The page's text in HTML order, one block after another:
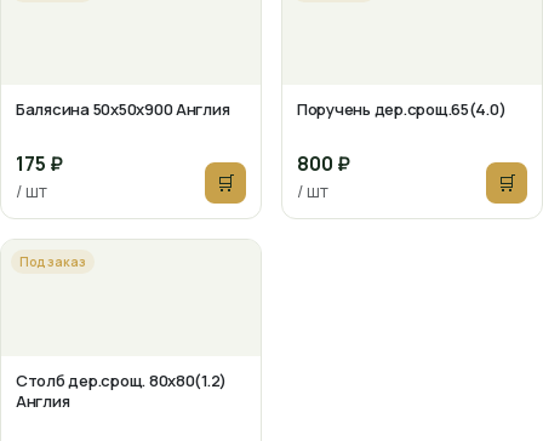
Балясина 50х50х900 Англия
175 ₽
/ шт 🛒
Поручень дер.срощ.65(4.0)
800 ₽
/ шт 🛒
Под заказ
Столб дер.срощ. 80х80(1.2)
Англия